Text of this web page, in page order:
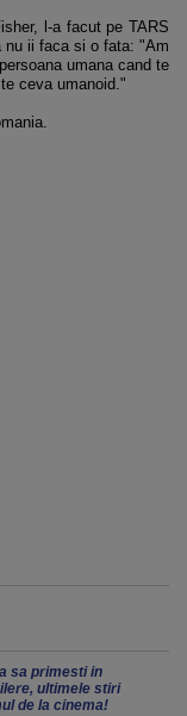
l-a facut pe TARS
nu ii faca si o fata: "Am
umana cand te
ceva umanoid."
sa primesti in
ultimele stiri
de la cinema!